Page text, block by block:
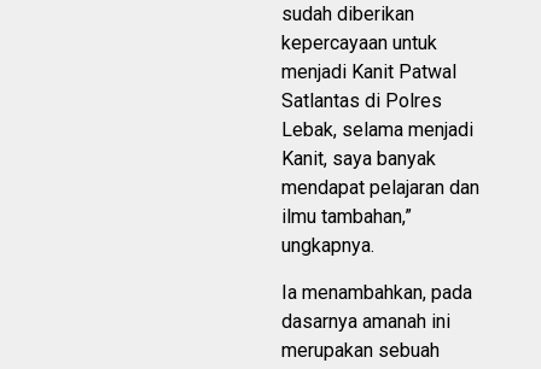
sudah diberikan
kepercayaan untuk
menjadi Kanit Patwal
Satlantas di Polres
Lebak, selama menjadi
Kanit, saya banyak
mendapat pelajaran dan
ilmu tambahan,”
ungkapnya.
Ia menambahkan, pada
dasarnya amanah ini
merupakan sebuah